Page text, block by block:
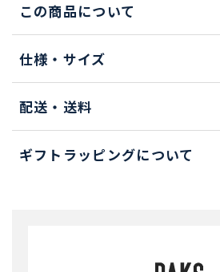
この商品について
仕様・サイズ
配送・送料
ギフトラッピングについて